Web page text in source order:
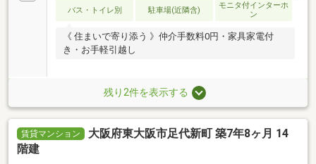
バス・トイレ別 駐車場(近隣含)
モニタ付インターホ
ン
《 住まいで寄り添う 》仲介手数料0円・家具家電付
き・お手軽引越し
残り2件を表示する
賃貸マンション
大阪府東大阪市足代新町 築7年8ヶ月 14
階建